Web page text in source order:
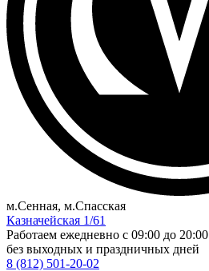
м.Сенная, м.Спасская
Казначейская 1/61
Работаем ежедневно c 09:00 до 20:00
без выходных и праздничных дней
8 (812) 501-20-02